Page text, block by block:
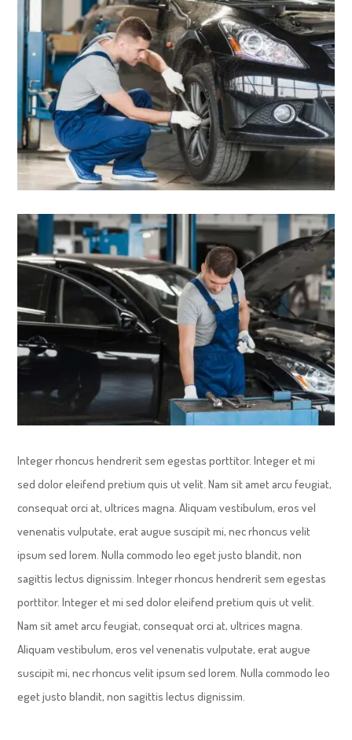
Integer rhoncus hendrerit sem egestas porttitor. Integer et mi
sed dolor eleifend pretium quis ut velit. Nam sit amet arcu feugiat,
consequat orci at, ultrices magna. Aliquam vestibulum, eros vel
venenatis vulputate, erat augue suscipit mi, nec rhoncus velit
ipsum sed lorem. Nulla commodo leo eget justo blandit, non
sagittis lectus dignissim. Integer rhoncus hendrerit sem egestas
porttitor. Integer et mi sed dolor eleifend pretium quis ut velit.
Nam sit amet arcu feugiat, consequat orci at, ultrices magna.
Aliquam vestibulum, eros vel venenatis vulputate, erat augue
suscipit mi, nec rhoncus velit ipsum sed lorem. Nulla commodo leo
eget justo blandit, non sagittis lectus dignissim.